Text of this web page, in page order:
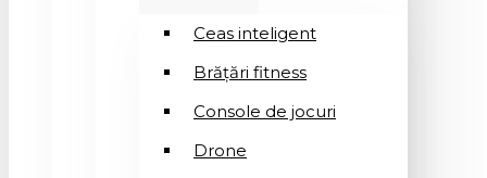
Ceas inteligent
Brățări fitness
Console de jocuri
Drone